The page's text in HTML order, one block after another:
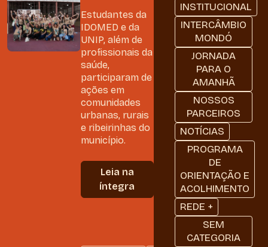
Estudantes da
IDOMED e da
UNIP, além de
profissionais da
saúde,
participaram de
ações em
comunidades
urbanas, rurais
e ribeirinhas do
município.
Leia na
íntegra
INSTITUCIONAL
INTERCÂMBIO
MONDÓ
JORNADA
PARA O
AMANHÃ
NOSSOS
PARCEIROS
NOTÍCIAS
PROGRAMA
DE
ORIENTAÇÃO E
ACOLHIMENTO
REDE +
SEM
CATEGORIA